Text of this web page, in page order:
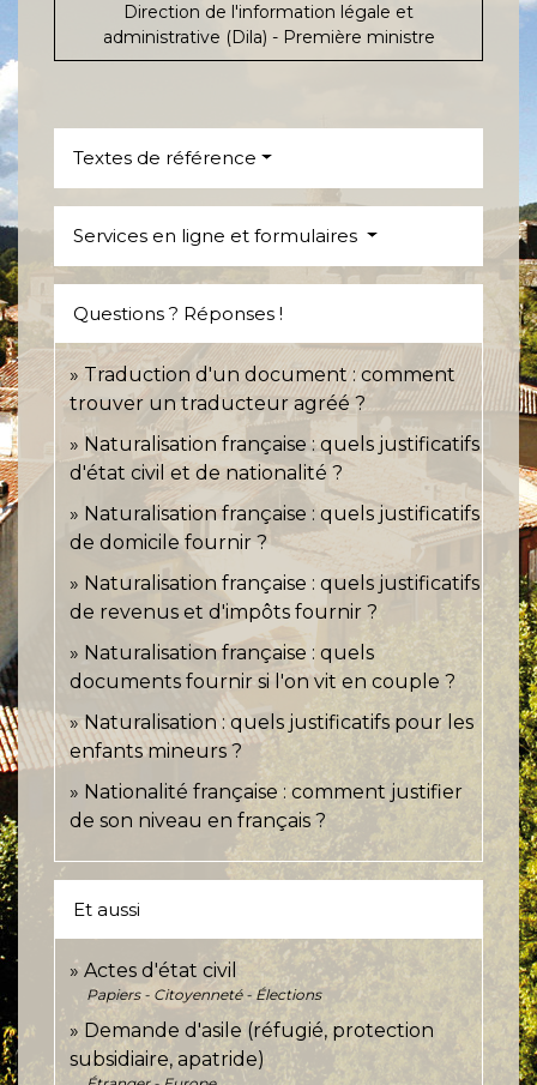
Direction de l'information légale et
administrative (Dila) - Première ministre
Textes de référence
Services en ligne et formulaires
Questions ? Réponses !
Traduction d'un document : comment
trouver un traducteur agréé ?
Naturalisation française : quels justificatifs
d'état civil et de nationalité ?
Naturalisation française : quels justificatifs
de domicile fournir ?
Naturalisation française : quels justificatifs
de revenus et d'impôts fournir ?
Naturalisation française : quels
documents fournir si l'on vit en couple ?
Naturalisation : quels justificatifs pour les
enfants mineurs ?
Nationalité française : comment justifier
de son niveau en français ?
Et aussi
Actes d'état civil
Papiers - Citoyenneté - Élections
Demande d'asile (réfugié, protection
subsidiaire, apatride)